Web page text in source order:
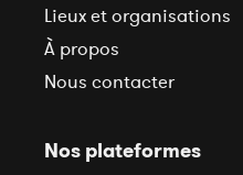
Lieux et organisations
À propos
Nous contacter
Nos plateformes